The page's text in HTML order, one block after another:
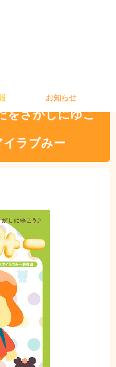
お知らせ
をさがしにゆこ
ラブみー